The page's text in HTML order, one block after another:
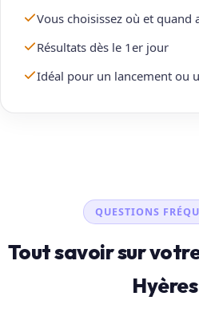
Vous choisissez où et quand
Résultats dès le 1er jour
Idéal pour un lancement ou
QUESTIONS
Tout savoir sur
Hyères